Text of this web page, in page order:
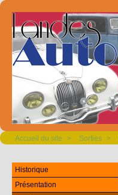
Accueil du site > Sorties >
Historique
Présentation